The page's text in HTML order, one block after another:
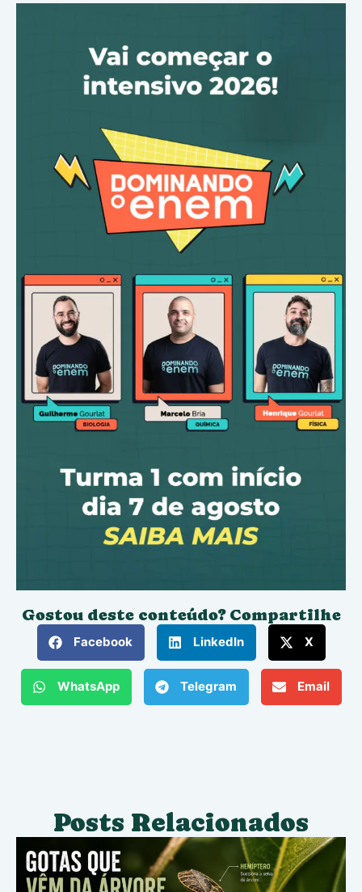
Gostou deste conteúdo? Compartilhe
Facebook LinkedIn X
WhatsApp Telegram Email
Posts Relacionados